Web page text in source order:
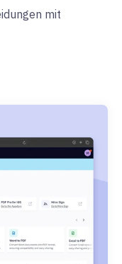
mit